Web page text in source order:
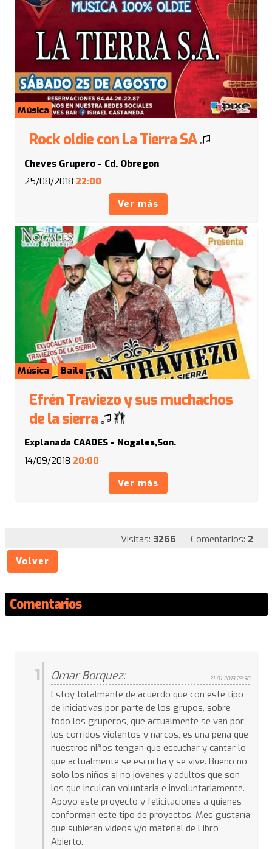
Música
Rock oldie con La Tierra SA
Cheves Grupero - Cd. Obregon
25/08/2018 22:00
Ver más
Música Baile
Efrén Traviezo y sus muchachos
de la sierra
Explanada CAADES - Nogales,Son.
14/09/2018 20:00
Ver más
Visitas: 3266 Comentarios: 2
Volver
Comentarios
1 Omar Borquez: 31-01-2013 23:30
Estoy totalmente de acuerdo que con este tipo
de iniciativas por parte de los grupos, sobre
todo los gruperos, que actualmente se van por
los corridos violentos y narcos, es una pena que
nuestros niños tengan que escuchar y cantar lo
que actualmente se escucha y se vive. Bueno no
solo los niños si no jóvenes y adultos que son
los que inculcan voluntaria e involuntariamente.
Apoyo este proyecto y felicitaciones a quienes
conforman este tipo de proyectos. Mes gustaría
que subieran videos y/o material de Libro
Abierto.